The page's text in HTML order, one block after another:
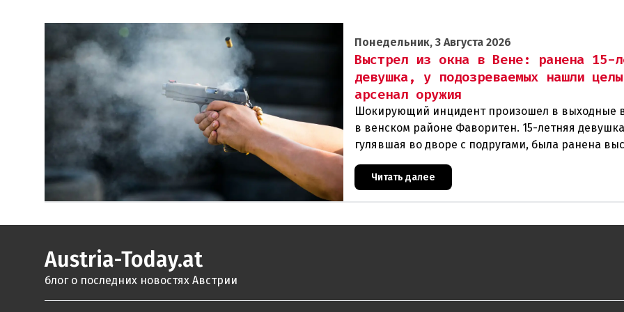
Понедельник, 3 Августа 2026
Выстрел из окна в Вене: ранена 15-
девушка, у подозреваемых нашли
арсенал оружия
Шокирующий инцидент произошел в выходные
в венском районе Фаворитен. 15-летняя
гулявшая во дворе с подругами, была ранена
из пневматического оружия. Полиция задержала
Читать далее
Austria-Today.at
блог о последних новостях Австрии